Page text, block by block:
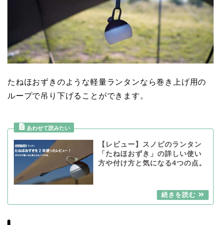
たねほおずきのような軽量ランタンなら巻き上げ用の
ループで吊り下げることができます。
【レビュー】スノピのランタン
「たねほおずき」の詳しい使い
方や付け方と気になる4つの点。